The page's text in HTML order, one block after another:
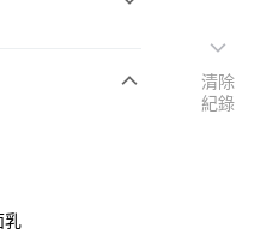
乳
清除
紀錄